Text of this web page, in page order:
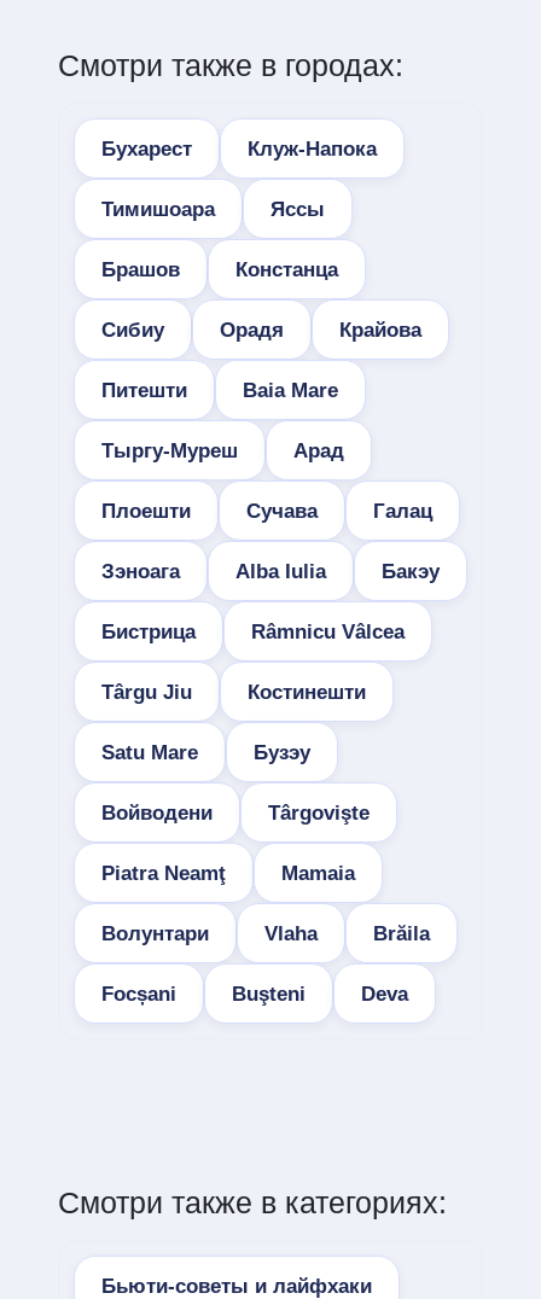
Смотри также в городах:
Бухарест Клуж-Напока
Тимишоара Яссы
Брашов Констанца
Сибиу Орадя Крайова
Питешти Baia Mare
Тыргу-Муреш Арад
Плоешти Сучава Галац
Зэноага Alba Iulia Бакэу
Бистрица Râmnicu Vâlcea
Târgu Jiu Костинешти
Satu Mare Бузэу
Войводени Târgovişte
Piatra Neamţ Mamaia
Волунтари Vlaha Brăila
Focșani Buşteni Deva
Смотри также в категориях:
Бьюти-советы и лайфхаки